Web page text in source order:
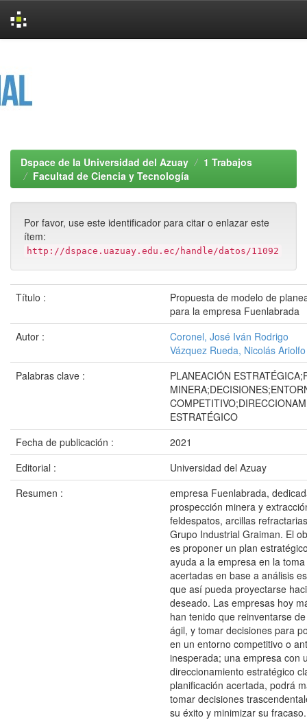
Dspace de la Universidad del Azuay
1 Trabajos
Facultad de Ciencia y Tecnología
Por favor, use este identificador para citar o enlazar este
ítem:
http://dspace.uazuay.edu.ec/handle/datos/11092
Título :
Propuesta de modelo de
para la empresa Fuenlabrada
Autor :
Coronel, José Iván Rodrigo
Vázquez Rueda, Nicolás Ariolfo
Palabras clave :
PLANEACIÓN
ESTRATÉGICO
Fecha de publicación :
2021
Editorial :
Universidad del Azuay
Resumen :
empresa Fuenlabrada,
prospección minera y
feldespatos, arcillas
Grupo Industrial Graiman. El
es proponer un plan
ayuda a la empresa en la
acertadas en base a análisis
que así pueda proyectarse
deseado. Las empresas hoy
han tenido que reinventarse
ágil, y tomar decisiones para
en un entorno competitivo o
inesperada; una empresa con
direccionamiento estratégico
planificación acertada, podrá
tomar decisiones
su éxito y minimizar su fracaso.